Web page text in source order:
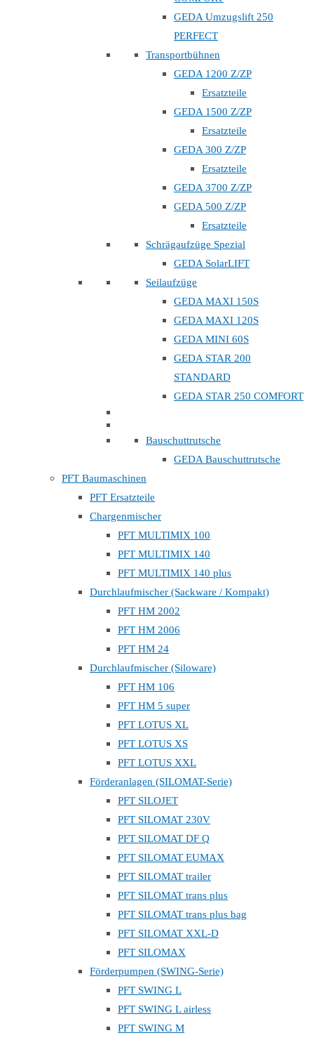
GEDA Umzugslift 250
PERFECT
Transportbühnen
GEDA 1200 Z/ZP
Ersatzteile
GEDA 1500 Z/ZP
Ersatzteile
GEDA 300 Z/ZP
Ersatzteile
GEDA 3700 Z/ZP
GEDA 500 Z/ZP
Ersatzteile
Schrägaufzüge Spezial
GEDA SolarLIFT
Seilaufzüge
GEDA MAXI 150S
GEDA MAXI 120S
GEDA MINI 60S
GEDA STAR 200
STANDARD
GEDA STAR 250 COMFORT
Bauschuttrutsche
GEDA Bauschuttrutsche
PFT Baumaschinen
PFT Ersatzteile
Chargenmischer
PFT MULTIMIX 100
PFT MULTIMIX 140
PFT MULTIMIX 140 plus
Durchlaufmischer (Sackware / Kompakt)
PFT HM 2002
PFT HM 2006
PFT HM 24
Durchlaufmischer (Siloware)
PFT HM 106
PFT HM 5 super
PFT LOTUS XL
PFT LOTUS XS
PFT LOTUS XXL
Förderanlagen (SILOMAT-Serie)
PFT SILOJET
PFT SILOMAT 230V
PFT SILOMAT DF Q
PFT SILOMAT EUMAX
PFT SILOMAT trailer
PFT SILOMAT trans plus
PFT SILOMAT trans plus bag
PFT SILOMAT XXL-D
PFT SILOMAX
Förderpumpen (SWING-Serie)
PFT SWING L
PFT SWING L airless
PFT SWING M